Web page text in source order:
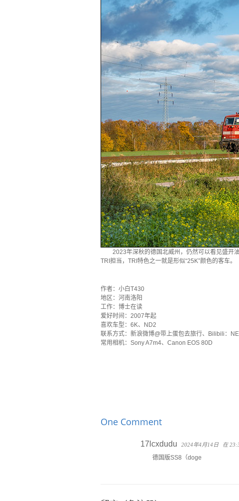
2023年深秋的德国北威州，仍然可以看见盛开
TRI担当，TRI特色之一就是形似“25K”颜色的客车。
作者：小白T430
地区：河南洛阳
工作：博士在读
爱好时间：2007年起
喜欢车型：6K、ND2
联系方式：新浪微博@带上蛋包去旅行、Bilibili：
常用相机：Sony A7m4、Canon EOS 80D
One Comment
17lcxdudu 2024年4月14日 在
德国版SS8（doge